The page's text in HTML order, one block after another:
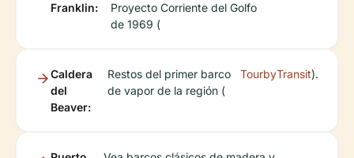
Franklin:
Proyecto Corriente del Golfo
de 1969 (
Caldera
del
Beaver:
Restos del primer barco
de vapor de la región (
TourbyTransit).